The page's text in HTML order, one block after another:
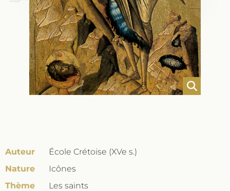
Auteur
École Crétoise (XVe s.)
Nature
Icônes
Thème
Les saints